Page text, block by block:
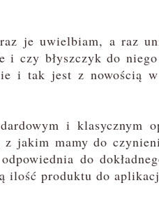
je uwielbiam, a raz
i czy błyszczyk do
i tak jest z nowością
i klasycznym
z jakim mamy do
do
ilość produktu do